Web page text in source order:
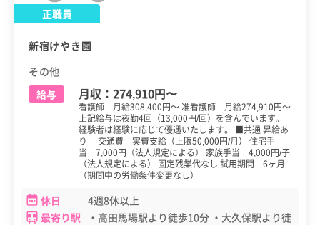
正職員
新宿けやき園
その他
給与
月収： 274,910円〜
看護師 月給308,400円～ 准看護師 月給274,910円～
上記給与は夜勤4回（13,000円/回）を含んでいます。
経験者は経験に応じて優遇いたします。 ■共通 昇給あ
り 交通費 実費支給（上限50,000円/月） 住宅手
当 7,000円（法人規定による） 家族手当 4,000円/子
（法人規定による） 固定残業代なし 試用期間 6ヶ月
（期間中の労働条件変更なし）
休日
4週8休以上
最寄り駅
・高田馬場駅より徒歩10分 ・大久保駅より徒